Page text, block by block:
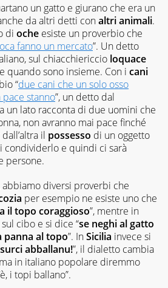
un gatto e giurano che era un
da altri detti conaltri animali.
di oche esiste un proverbio che
fanno un mercato”. Un detto
sul chiacchiericcio loquace
quando sono insieme. Con i cani
“due cani che un solo osso
stanno”, un detto dal
un lato racconta di due uomini che
non avranno mai pace finché
il possesso di un oggetto
condividerlo e quindi ci sarà
persone.
abbiamo diversi proverbi che
per esempio ne esiste uno che
il topo coraggioso”, mentre in
cibo e si dice “se neghi al gatto
panna al topo”. InSicilia invece si
surci abballanu!”, il dialetto cambia
in italiano popolare diremmo
i topi ballano”.